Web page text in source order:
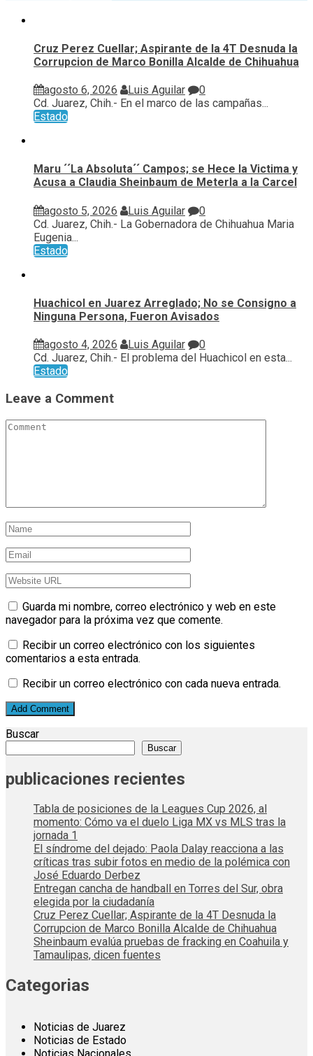
Cruz Perez Cuellar; Aspirante de la 4T Desnuda la
Corrupcion de Marco Bonilla Alcalde de Chihuahua
agosto 6, 2026 Luis Aguilar
0
Cd. Juarez, Chih.- En el marco de las campañas...
Estado
Maru ´´La Absoluta´´ Campos; se Hece la Victima y
Acusa a Claudia Sheinbaum de Meterla a la Carcel
agosto 5, 2026 Luis Aguilar
0
Cd. Juarez, Chih.- La Gobernadora de Chihuahua Maria
Eugenia...
Estado
Huachicol en Juarez Arreglado; No se Consigno a
Ninguna Persona, Fueron Avisados
agosto 4, 2026 Luis Aguilar
0
Cd. Juarez, Chih.- El problema del Huachicol en esta...
Estado
Leave a Comment
Guarda mi nombre, correo electrónico y web en este
navegador para la próxima vez que comente.
Recibir un correo electrónico con los siguientes
comentarios a esta entrada.
Recibir un correo electrónico con cada nueva entrada.
Buscar
Buscar
publicaciones recientes
Tabla de posiciones de la Leagues Cup 2026, al
momento: Cómo va el duelo Liga MX vs MLS tras la
jornada 1
El síndrome del dejado: Paola Dalay reacciona a las
críticas tras subir fotos en medio de la polémica con
José Eduardo Derbez
Entregan cancha de handball en Torres del Sur, obra
elegida por la ciudadanía
Cruz Perez Cuellar; Aspirante de la 4T Desnuda la
Corrupcion de Marco Bonilla Alcalde de Chihuahua
Sheinbaum evalúa pruebas de fracking en Coahuila y
Tamaulipas, dicen fuentes
Categorias
Noticias de Juarez
Noticias de Estado